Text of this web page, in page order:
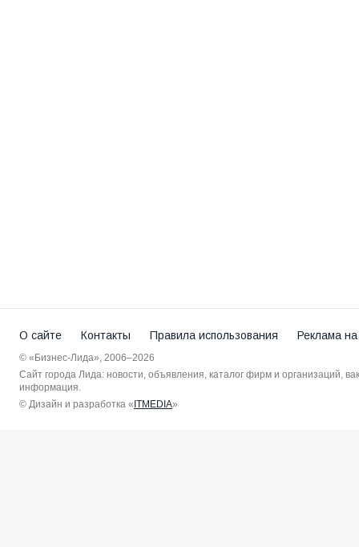
О сайте Контакты Правила использования Реклама
© «Бизнес-Лида», 2006–2026
Сайт города Лида: новости, объявления, каталог фирм и организаций,
информация.
© Дизайн и разработка «ITMEDIA»